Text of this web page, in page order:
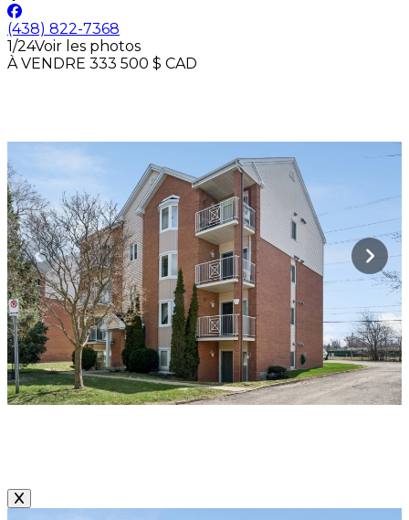
(438) 822-7368
1/24Voir les photos
À VENDRE 333 500 $ CAD